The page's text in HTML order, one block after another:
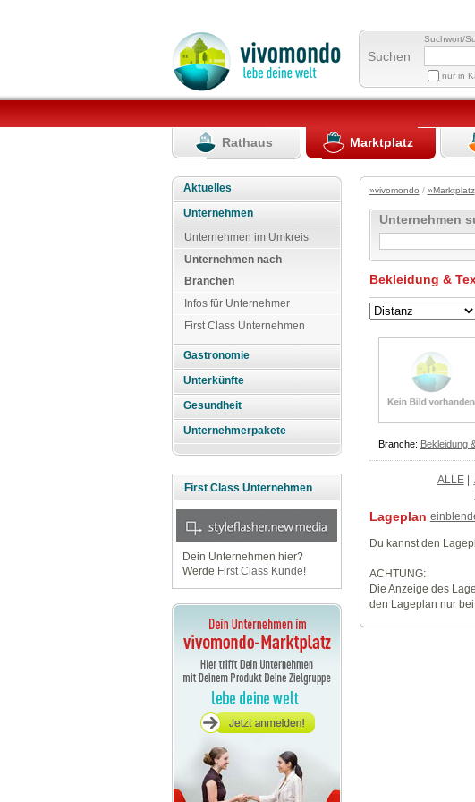
Suchen
Suchwort/
nur in
Rathaus Marktplatz
Aktuelles
Unternehmen
Unternehmen im Umkreis
Unternehmen nach
Branchen
Infos für Unternehmer
First Class Unternehmen
Gastronomie
Unterkünfte
Gesundheit
Unternehmerpakete
First Class Unternehmen
Dein Unternehmen hier?
Werde First Class Kunde!
»vivomondo / »Marktplatz
Unternehmen
Bekleidung &
Branche: Bekleidung
ALLE|
Lageplan
Du kannst den
ACHTUNG:
Die Anzeige des
den Lageplan nur